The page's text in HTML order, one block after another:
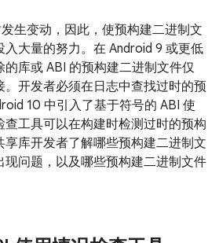
生变动，因此，使预构建二进制文
大量的努力。在 Android 9 或更低
库或 ABI 的预构建二进制文件仅
开发者必须在日志中查找过时的预
10 中引入了基于符号的 ABI 使
查工具可以在构建时检测过时的预构
库开发者了解哪些预构建二进制文
现问题，以及哪些预构建二进制文件